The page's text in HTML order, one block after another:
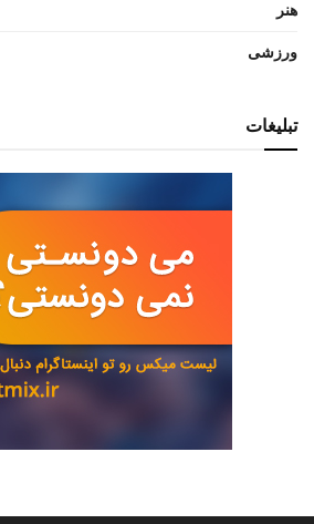
هنر
ورزشی
تبلیغات